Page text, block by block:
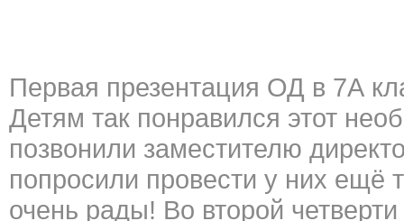
Первая презентация ОД в 7А
Детям так понравился этот
позвонили заместителю
попросили провести у них ещё
очень рады! Во второй